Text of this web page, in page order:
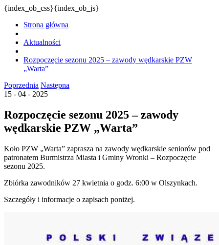
{index_ob_css}{index_ob_js}
Strona główna
Aktualności
Rozpoczęcie sezonu 2025 – zawody wędkarskie PZW
„Warta”
Poprzednia Następna
15 - 04 - 2025
Rozpoczęcie sezonu 2025 – zawody
wędkarskie PZW „Warta”
Koło PZW „Warta” zaprasza na zawody wędkarskie seniorów pod
patronatem Burmistrza Miasta i Gminy Wronki – Rozpoczęcie
sezonu 2025.
Zbiórka zawodników 27 kwietnia o godz. 6:00 w Olszynkach.
Szczegóły i informacje o zapisach poniżej.